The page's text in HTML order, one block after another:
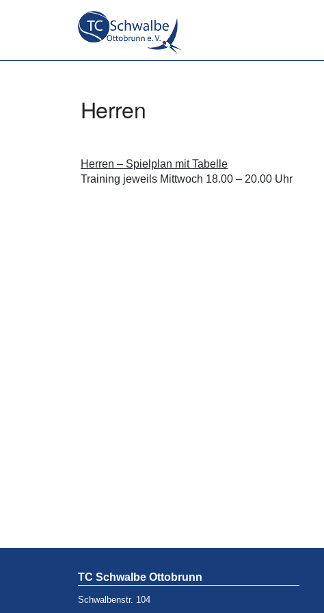
Herren
Herren – Spielplan mit Tabelle
Training jeweils Mittwoch 18.00 – 20.00 Uhr
TC Schwalbe Ottobrunn
Schwalbenstr. 104